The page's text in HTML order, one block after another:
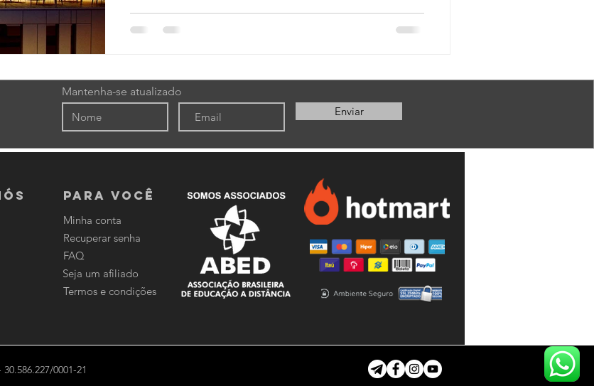
Mantenha-se atualizado
Enviar
PARA VOCÊ
Minha conta
Recuperar senha
FAQ
Seja um afiliado
Termos e condições
0001-21